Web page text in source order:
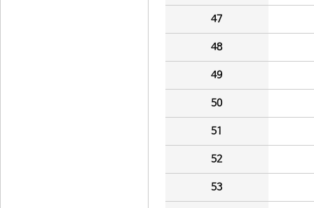
47
48
49
50
51
52
53